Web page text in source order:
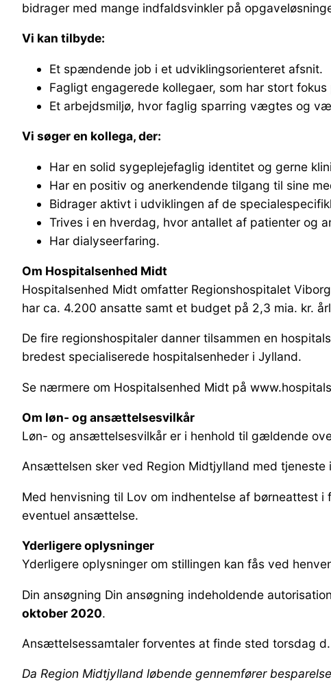
bidrager med mange indfaldsvinkler på
Vi kan tilbyde:
Et spændende job i et udviklingsorienteret afsnit.
Fagligt engagerede kollegaer, som har stort
Et arbejdsmiljø, hvor faglig sparring vægtes og
Vi søger en kollega, der:
Har en solid sygeplejefaglig identitet og gerne
Har en positiv og anerkendende tilgang til sine
Bidrager aktivt i udviklingen af de
Trives i en hverdag, hvor antallet af patienter og
Har dialyseerfaring.
Om Hospitalsenhed Midt
Hospitalsenhed Midt omfatter Regionshospitalet
har ca. 4.200 ansatte samt et budget på 2,3 mia. kr.
De fire regionshospitaler danner tilsammen en
bredest specialiserede hospitalsenheder i Jylland.
Se nærmere om Hospitalsenhed Midt på
Om løn- og ansættelsesvilkår
Løn- og ansættelsesvilkår er i henhold til gældende
Ansættelsen sker ved Region Midtjylland med
Med henvisning til Lov om indhentelse af børneattest
eventuel ansættelse.
Yderligere oplysninger
Yderligere oplysninger om stillingen kan fås ved
Din ansøgning Din ansøgning indeholdende
oktober 2020.
Ansættelsessamtaler forventes at finde sted torsdag
Da Region Midtjylland løbende gennemfører